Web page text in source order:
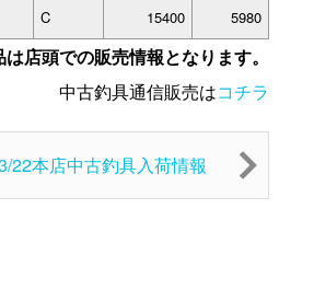
C 15400 5980
店頭での販売情報となります。
中古釣具通信販売はコチラ
22本店中古釣具入荷情報